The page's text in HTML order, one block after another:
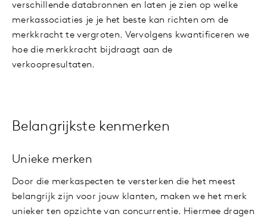
verschillende databronnen en laten je zien op welke
merkassociaties je je het beste kan richten om de
merkkracht te vergroten. Vervolgens kwantificeren we
hoe die merkkracht bijdraagt aan de
verkoopresultaten.
Belangrijkste kenmerken
Unieke merken
Door die merkaspecten te versterken die het meest
belangrijk zijn voor jouw klanten, maken we het merk
unieker ten opzichte van concurrentie. Hiermee dragen